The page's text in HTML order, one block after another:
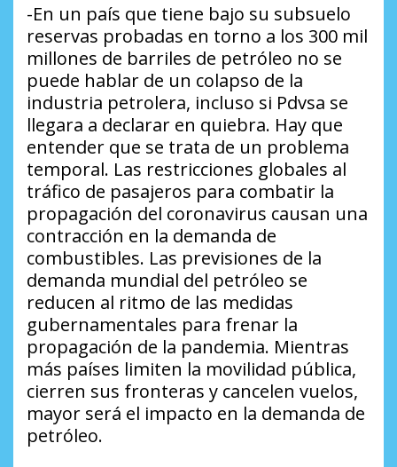
-En un país que tiene bajo su subsuelo
reservas probadas en torno a los 300 mil
millones de barriles de petróleo no se
puede hablar de un colapso de la
industria petrolera, incluso si Pdvsa se
llegara a declarar en quiebra. Hay que
entender que se trata de un problema
temporal. Las restricciones globales al
tráfico de pasajeros para combatir la
propagación del coronavirus causan una
contracción en la demanda de
combustibles. Las previsiones de la
demanda mundial del petróleo se
reducen al ritmo de las medidas
gubernamentales para frenar la
propagación de la pandemia. Mientras
más países limiten la movilidad pública,
cierren sus fronteras y cancelen vuelos,
mayor será el impacto en la demanda de
petróleo.